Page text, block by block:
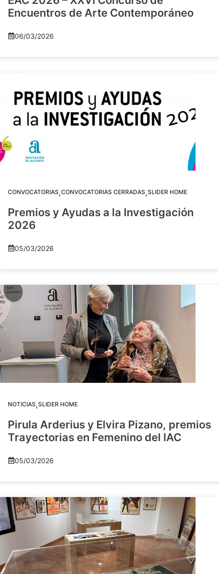
Encuentros de Arte Contemporáneo
06/03/2026
CONVOCATORIAS,CONVOCATORIAS CERRADAS,SLIDER HOME
Premios y Ayudas a la Investigación
2026
05/03/2026
NOTICIAS,SLIDER HOME
Pirula Arderius y Elvira Pizano, premios
Trayectorias en Femenino del IAC
05/03/2026